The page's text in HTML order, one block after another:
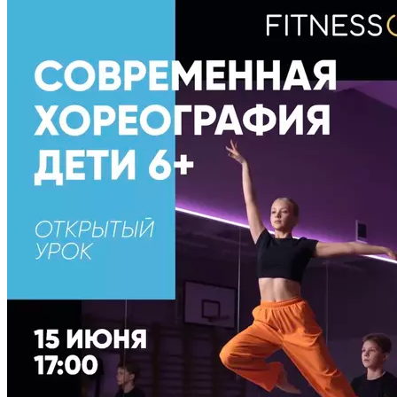
пластику, уверенность в себе и выплескивал энергию
в крутом танце? Тогда ждем вас на открытом занятии! 📅
(все уровни подготовки!) В программе: ⦁ Изучение трендовых
танцевальных стилей ⦁ Развитие координации, гибкости
и чувства ритма ⦁ Новые друзья и море позитивных эмоций
Современная хореография — это свобода самовыражения
и отличная физическая форма с самого детства. Подарите
ребенку шанс влюбиться в танец! количество мест
ограничено. 👉 Запись в директ или через рецепцию клуба